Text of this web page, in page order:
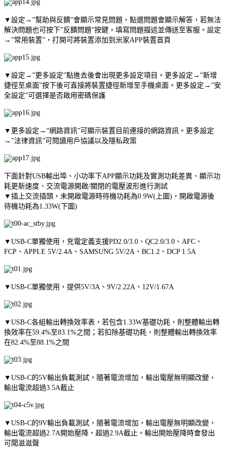
▼設定→”幫助與反饋”會顯示常見問題，點選問題會顯示解答，若無法
解決問題也可按下”反饋問題”按鍵，填寫問題描述並傳送至客服。設定
→”常用裝置”，打開可將裝置添加到米家APP裝置首頁
▼設定→”更多設定”點進去後會出現更多設定項目。更多設定→”新增
捷徑至桌面”按下後可直接將裝置捷徑新增至手機桌面。更多設定→”安
全設定”可選擇是否啟用密碼保護
▼更多設定→”網路資訊”可顯示裝置目前連接的網路資訊。更多設定
→”法律資訊”可閱讀用戶協議以及隱私政策
下面針對USB輸出埠、小功率下APP顯示功耗及實測功耗差異、顯示功
耗更新速度、交流電源開啟/關閉的電壓波形進行測試
▼插上交流插頭，未開啟電源時待機功耗為0.9W(上圖)，開啟電源後
待機功耗為1.33W(下圖)
▼USB-C單獨使用，充電定義支援PD2.0/3.0、QC2.0/3.0、AFC、
FCP、APPLE 5V/2.4A、SAMSUNG 5V/2A、BC1.2、DCP 1.5A
▼USB-C單獨使用，提供5V/3A、9V/2.22A、12V/1.67A
▼USB-C各組輸出轉換效率表，若包含1.33W基礎功耗，則整體輸出轉
換效率在59.4%至83.1%之間；若扣除基礎功耗，則整體輸出轉換效率
在82.4%至88.1%之間
▼USB-C的5V輸出負載測試，隨著電流增加，輸出電壓無明顯改變，
輸出電流超過3.5A截止
▼USB-C的9V輸出負載測試，隨著電流增加，輸出電壓無明顯改變，
輸出電流超過2.7A開始壓降，超過2.9A截止。輸出開始壓降時會發出
可聞滋滋聲